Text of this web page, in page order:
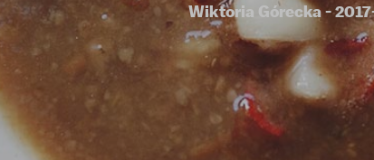
Wiktoria Górecka -